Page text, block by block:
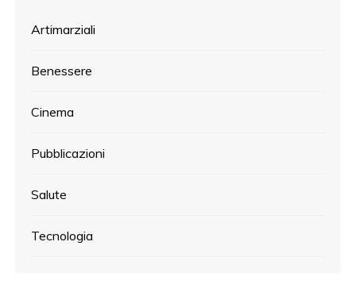
Artimarziali
Benessere
Cinema
Pubblicazioni
Salute
Tecnologia